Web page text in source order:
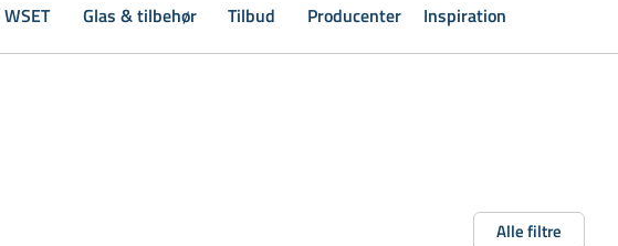
WSET Glas & tilbehør Tilbud Producenter Inspiration
Alle filtre